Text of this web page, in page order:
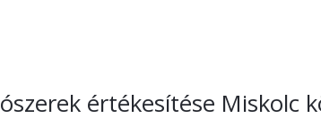
értékesítése Miskolc